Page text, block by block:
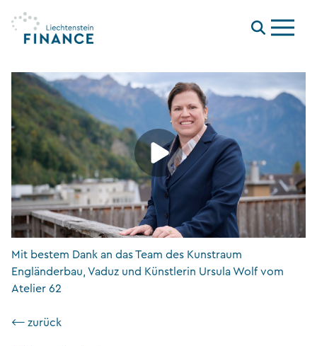
Menu
Mit bestem Dank an das Team des Kunstraum
Engländerbau, Vaduz und Künstlerin Ursula Wolf vom
Atelier 62
⟵ zurück